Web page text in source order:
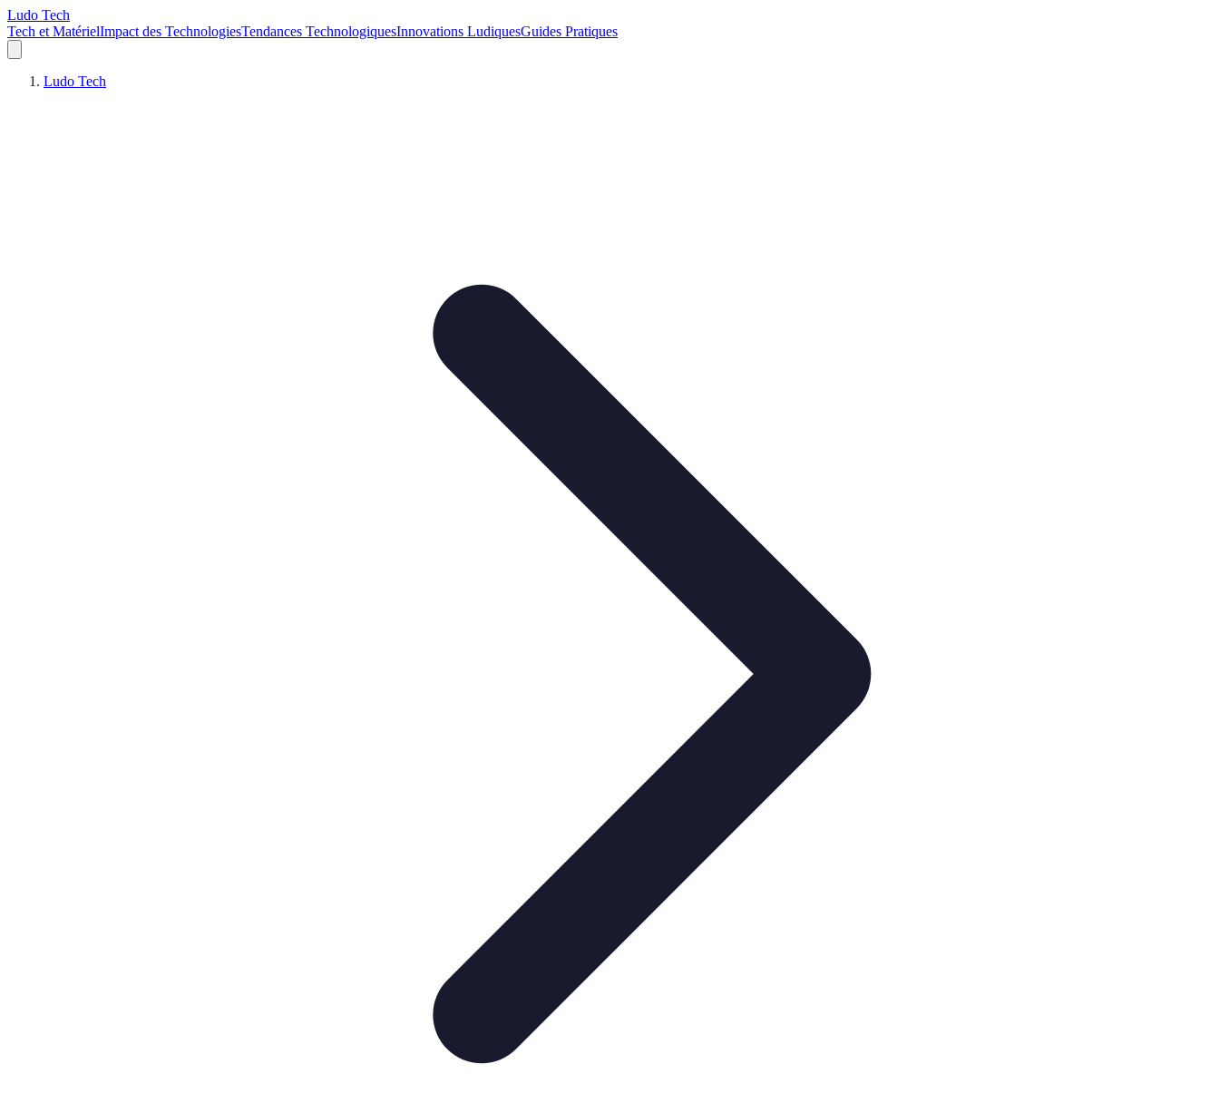
Ludo Tech
Tech et MatérielImpact des TechnologiesTendances TechnologiquesInnovations LudiquesGuides Pratiques
Ludo Tech